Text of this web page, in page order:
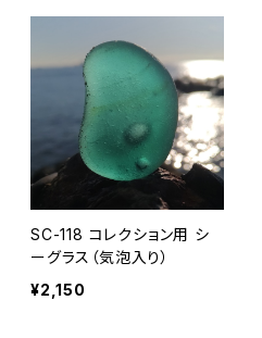
SC-118 コレクション用 シ
ーグラス（気泡入り）
¥2,150